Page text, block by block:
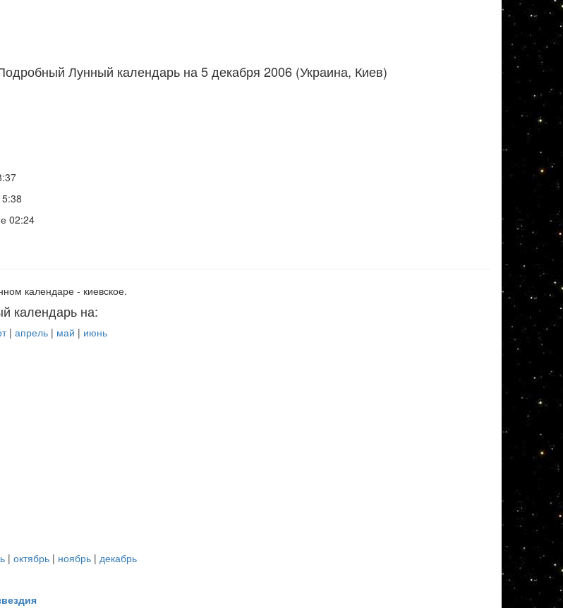
Лунный календарь на 5 декабря 2006 (Украина, Киев)
02:24
календаре - киевское.
календарь на:
| апрель| май | июнь
| октябрь| ноябрь| декабрь